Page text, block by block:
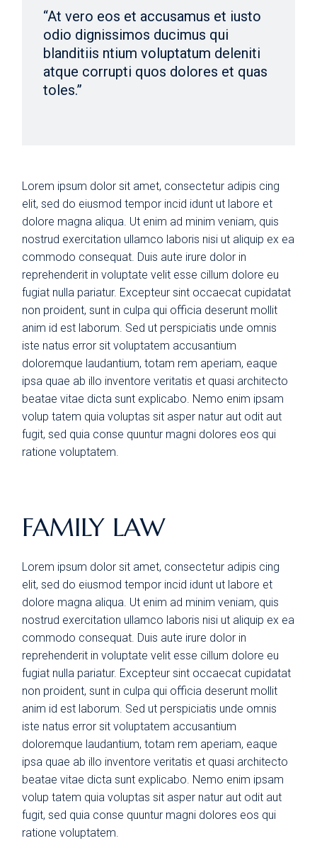
“At vero eos et accusamus et iusto
odio dignissimos ducimus qui
blanditiis ntium voluptatum deleniti
atque corrupti quos dolores et quas
toles.”
Lorem ipsum dolor sit amet, consectetur adipis cing
elit, sed do eiusmod tempor incid idunt ut labore et
dolore magna aliqua. Ut enim ad minim veniam, quis
nostrud exercitation ullamco laboris nisi ut aliquip ex ea
commodo consequat. Duis aute irure dolor in
reprehenderit in voluptate velit esse cillum dolore eu
fugiat nulla pariatur. Excepteur sint occaecat cupidatat
non proident, sunt in culpa qui officia deserunt mollit
anim id est laborum. Sed ut perspiciatis unde omnis
iste natus error sit voluptatem accusantium
doloremque laudantium, totam rem aperiam, eaque
ipsa quae ab illo inventore veritatis et quasi architecto
beatae vitae dicta sunt explicabo. Nemo enim ipsam
volup tatem quia voluptas sit asper natur aut odit aut
fugit, sed quia conse quuntur magni dolores eos qui
ratione voluptatem.
FAMILY LAW
Lorem ipsum dolor sit amet, consectetur adipis cing
elit, sed do eiusmod tempor incid idunt ut labore et
dolore magna aliqua. Ut enim ad minim veniam, quis
nostrud exercitation ullamco laboris nisi ut aliquip ex ea
commodo consequat. Duis aute irure dolor in
reprehenderit in voluptate velit esse cillum dolore eu
fugiat nulla pariatur. Excepteur sint occaecat cupidatat
non proident, sunt in culpa qui officia deserunt mollit
anim id est laborum. Sed ut perspiciatis unde omnis
iste natus error sit voluptatem accusantium
doloremque laudantium, totam rem aperiam, eaque
ipsa quae ab illo inventore veritatis et quasi architecto
beatae vitae dicta sunt explicabo. Nemo enim ipsam
volup tatem quia voluptas sit asper natur aut odit aut
fugit, sed quia conse quuntur magni dolores eos qui
ratione voluptatem.